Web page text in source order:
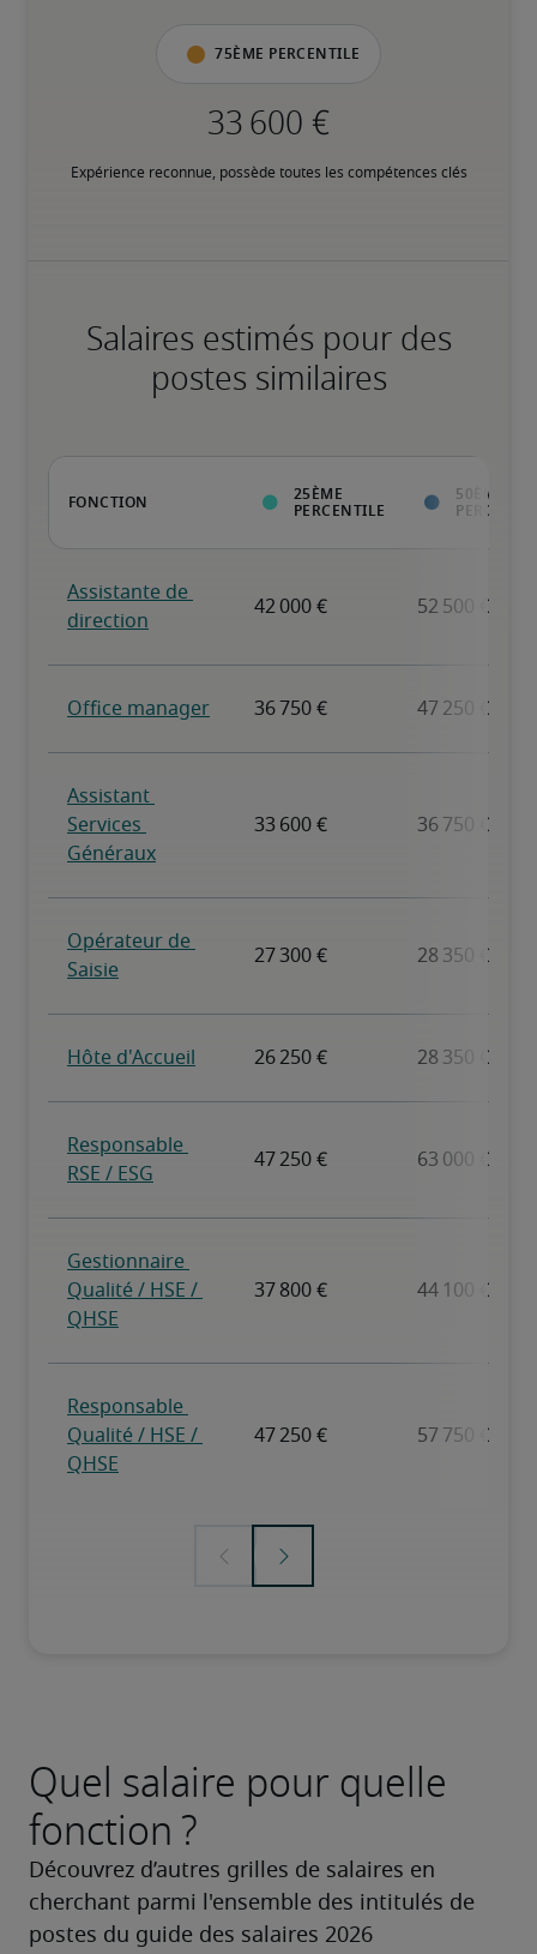
75ème percentile
Expérience reconnue, possède toutes les compétences clés
Salaires estimés pour des
postes similaires
Quel salaire pour quelle
fonction ?